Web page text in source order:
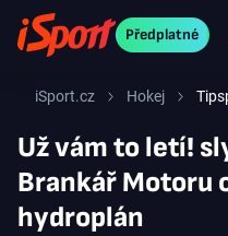
Předplatné
iSport.cz Hokej
Už vám to letí!
Brankář Motoru
hydroplán